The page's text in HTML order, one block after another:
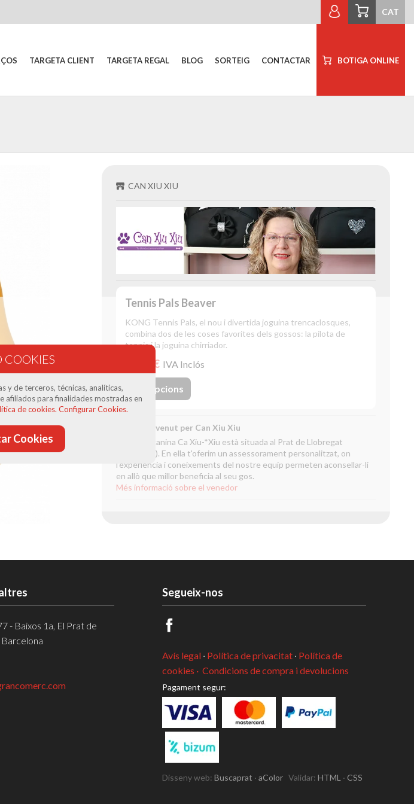
CAT
TARGETA CLIENT TARGETA REGAL BLOG SORTEIG CONTACTAR BOTIGA ONLINE
CAN XIU XIU
Tennis Pals Beaver
KONG Tennis Pals, el nou i divertida joguina trencaclosques,
combina dos de les coses favorites dels gossos: la pilota de
tennis i la joguina chirriador.
15,00 € IVA Inclós
Opcions
Producte venut per Can Xiu Xiu
La botiga canina Ca Xiu-*Xiu està situada al Prat de Llobregat
(Barcelona). En ella t'oferim un assessorament personalitzat, on
l'experiència i coneixements del nostre equip permeten aconsellar-li
en allò que millor beneficia al seu gos.
Més informació sobre el venedor
- Baixos 1a, El Prat de
Segueix-nos
Avís legal· Política de privacitat· Política de
cookies · Condicions de compra i devolucions
Pagament segur:
Disseny web: Buscaprat · aColor Validar: HTML · CSS
y de terceros, técnicas, analíticas,
afiliados para finalidades mostradas en
de cookies. Configurar Cookies.
Cookies